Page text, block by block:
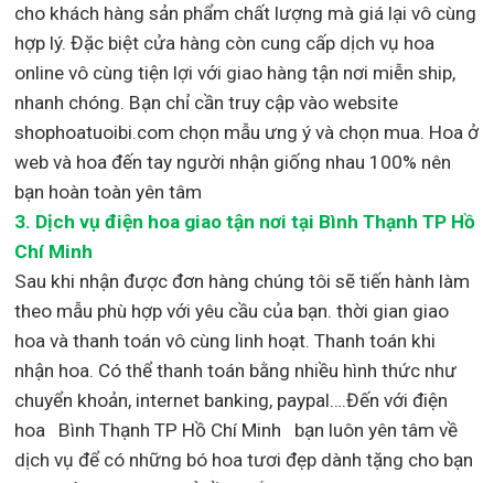
cho khách hàng sản phẩm chất lượng mà giá lại vô cùng
hợp lý. Đặc biệt cửa hàng còn cung cấp dịch vụ hoa
online vô cùng tiện lợi với giao hàng tận nơi miễn ship,
nhanh chóng. Bạn chỉ cần truy cập vào website
shophoatuoibi.com chọn mẫu ưng ý và chọn mua. Hoa ở
web và hoa đến tay người nhận giống nhau 100% nên
bạn hoàn toàn yên tâm
3. Dịch vụ điện hoa giao tận nơi tại Bình Thạnh TP Hồ
Chí Minh
Sau khi nhận được đơn hàng chúng tôi sẽ tiến hành làm
theo mẫu phù hợp với yêu cầu của bạn. thời gian giao
hoa và thanh toán vô cùng linh hoạt. Thanh toán khi
nhận hoa. Có thể thanh toán bằng nhiều hình thức như
chuyển khoản, internet banking, paypal….Đến với điện
hoa Bình Thạnh TP Hồ Chí Minh bạn luôn yên tâm về
dịch vụ để có những bó hoa tươi đẹp dành tặng cho bạn